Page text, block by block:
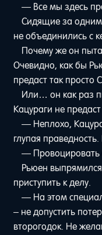
— Все мы здесь
Сидящие за
не объединились с
Почему же он
Очевидно, как бы
предаст так просто
Или… он как раз
Кацураги не предаст
— Неплохо,
глупая
— Провоцировать
Рьюен
приступить к делу.
— На этом
– не допустить
второгодок. Не